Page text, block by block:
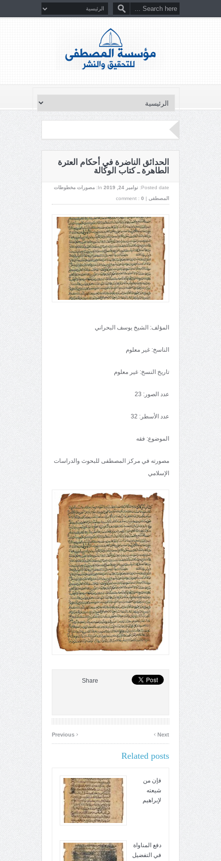
الحدائق الناضرة في أحكام العترة
الطاهرة ـ كتاب الوكالة
Posted date: نوامبر 24, 2019 In:
مصورات مخطوطات
المصطفى |
comment : 0
المؤلف: الشيخ يوسف البحراني
الناسخ: غير معلوم
تاريخ النسخ: غير معلوم
عدد الصور: 23
عدد الأسطر: 32
الموضوع: فقه
مصورته في مركز المصطفى للبحوث والدراسات
الإسلامي
Share
‹ Next
›
Related posts
فإن من
شيعته
لإبراهيم
دفع المناواة
في التفضيل